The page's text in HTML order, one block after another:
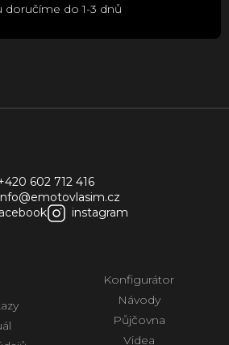
doručíme do 1-3 dnů
602 712 416
instagram
Konfigurátor
Návody
Půjčovna
Videa